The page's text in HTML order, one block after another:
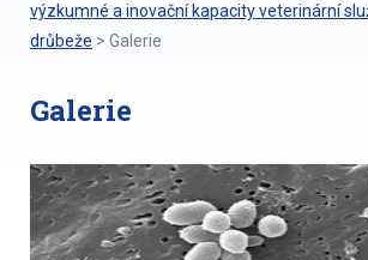
výzkumné a inovační kapacity veterinární
drůbeže > Galerie
Galerie